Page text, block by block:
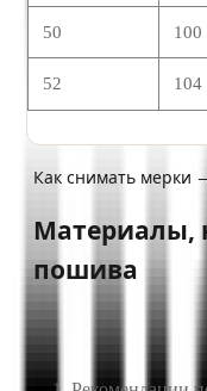
50 100
52 104
Как снимать мерки
Материалы,
пошива